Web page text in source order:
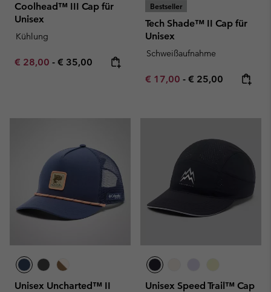
Coolhead™ III Cap für
Unisex
Kühlung
Minimum sale price:
€ 28,00 - Maximum price:
€ 35,00
Bestseller
Tech Shade™ II Cap für
Unisex
Schweißaufnahme
Minimum sale price:
€ 17,00 - Maximum price:
€ 25,00
Unisex Uncharted™ II
Unisex Speed Trail™ Cap